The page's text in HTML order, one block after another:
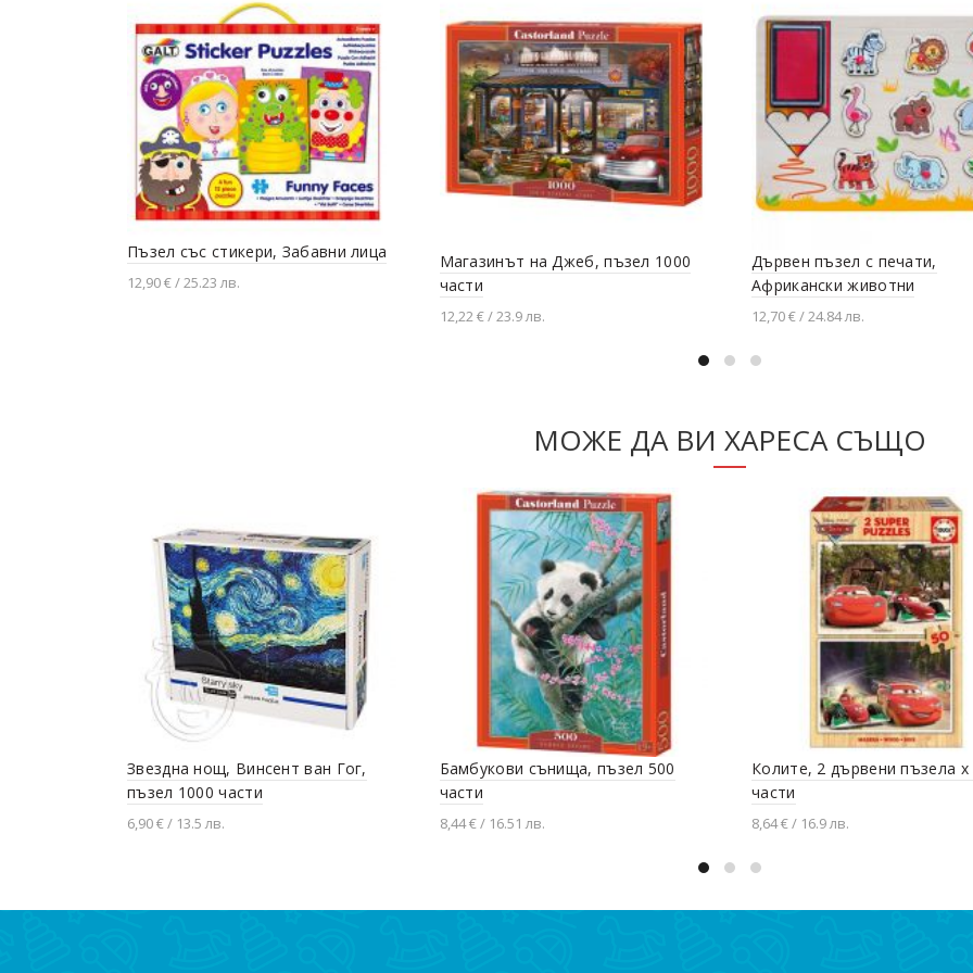
Пъзел със стикери, Забавни лица
12,90 € / 25.23 лв.
Магазинът на Джеб, пъзел 1000
части
12,22 € / 23.9 лв.
Дървен пъзел с печати,
Африкански животни
12,70 € / 24.84 лв.
МОЖЕ ДА ВИ ХАРЕСА СЪЩО
Звездна нощ, Винсент ван Гог,
пъзел 1000 части
6,90 € / 13.5 лв.
Бамбукови сънища, пъзел 500
части
8,44 € / 16.51 лв.
Колите, 2 дървени пъзела х
части
8,64 € / 16.9 лв.